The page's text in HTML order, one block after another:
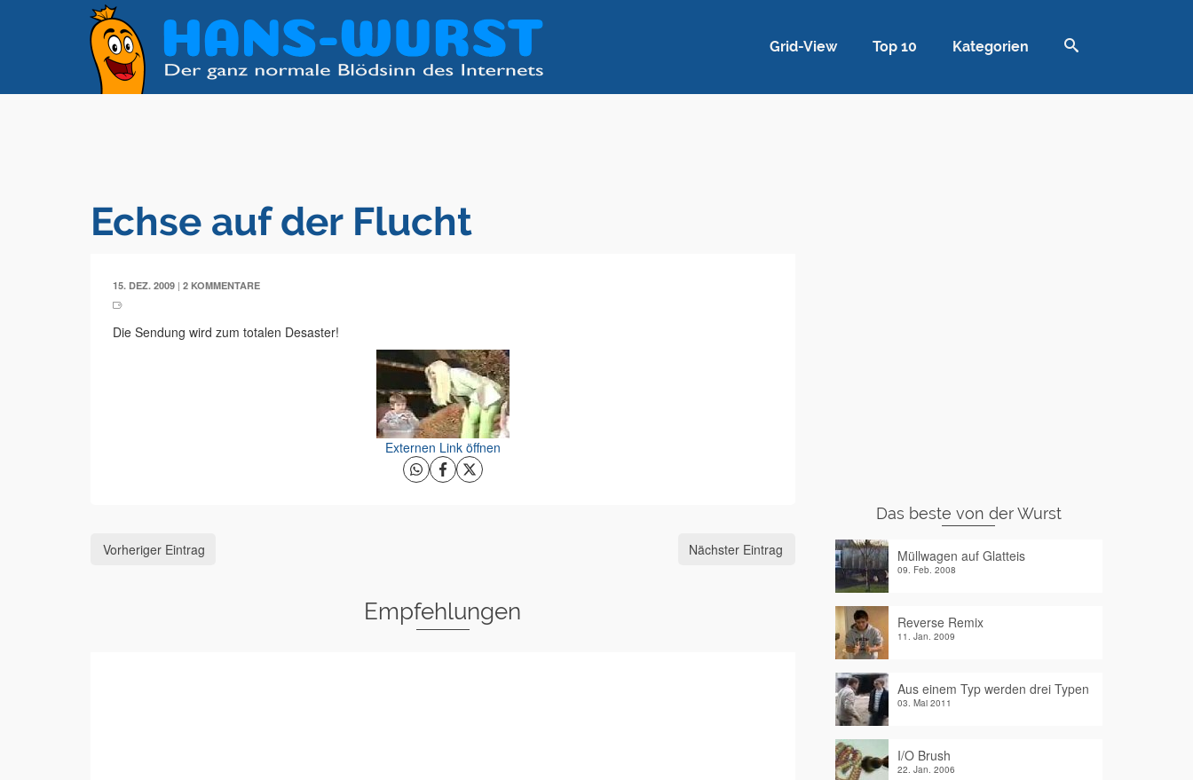
Grid-View Top 10 Kategorien
Echse auf der Flucht
15. DEZ. 2009 | 2 KOMMENTARE
Die Sendung wird zum totalen Desaster!
Externen Link öffnen
Vorheriger Eintrag Nächster Eintrag
Empfehlungen
Das beste von der Wurst
Müllwagen auf Glatteis
09. Feb. 2008
Reverse Remix
11. Jan. 2009
Aus einem Typ werden drei Typen
03. Mai 2011
I/O Brush
22. Jan. 2006